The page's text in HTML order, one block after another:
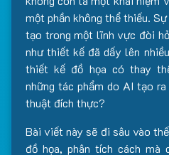
một phần không thể thiếu.
tạo trong một lĩnh vực đòi
như thiết kế đã dấy lên
thiết kế đồ họa có thay
những tác phẩm do AI tạo
thuật đích thực?
Bài viết này sẽ đi sâu vào
đồ họa, phân tích cách mà